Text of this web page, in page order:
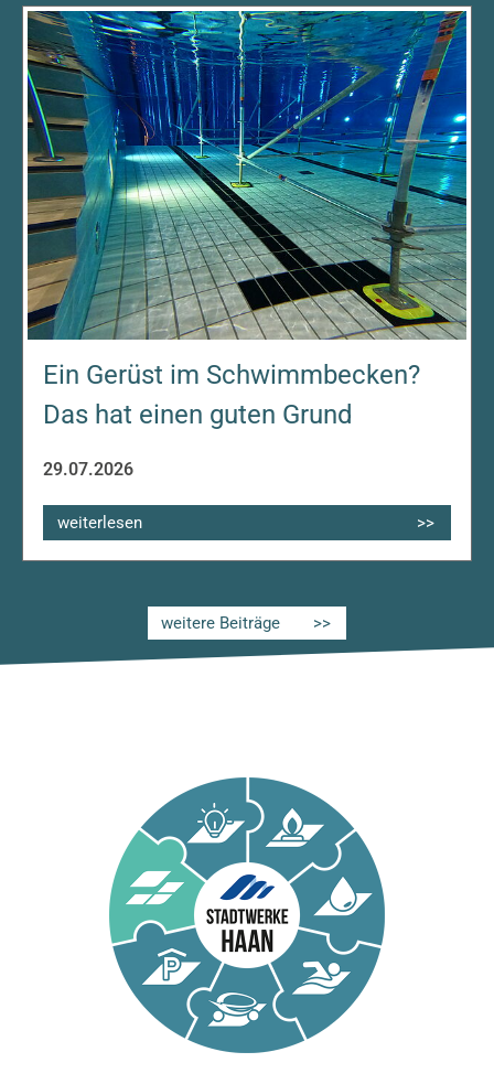
Ein Gerüst im Schwimmbecken?
Das hat einen guten Grund
29.07.2026
weiterlesen
weitere Beiträge